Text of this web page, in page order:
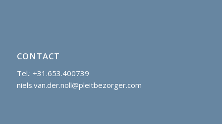
CONTACT
Tel.: +31.653.400739
niels.van.der.noll@pleitbezorger.com